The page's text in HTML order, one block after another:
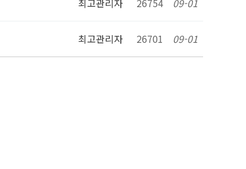
최고관리자 26754 09-01
최고관리자 26701 09-01